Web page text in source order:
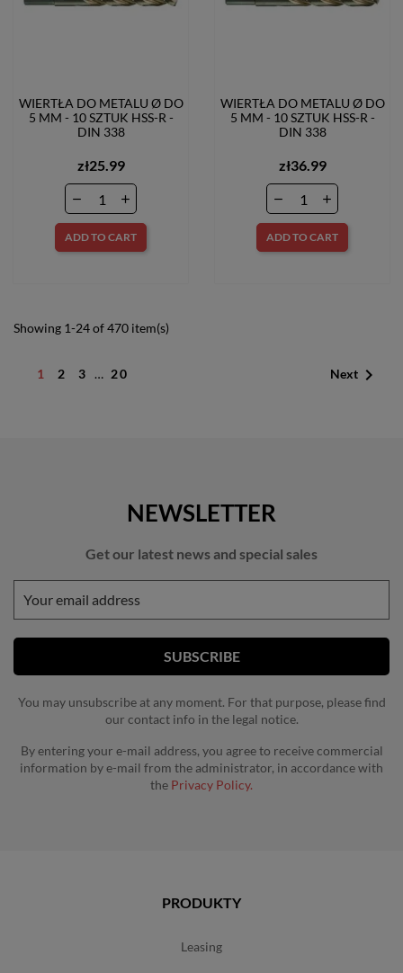
WIERTŁA DO METALU Ø DO
5 MM - 10 SZTUK HSS-R -
DIN 338
zł25.99
ADD TO CART
WIERTŁA DO METALU Ø DO
5 MM - 10 SZTUK HSS-R -
DIN 338
zł36.99
ADD TO CART
Showing 1-24 of 470 item(s)
1 2 3 … 20 Next 
NEWSLETTER
Get our latest news and special sales
You may unsubscribe at any moment. For that purpose, please find
our contact info in the legal notice.
By entering your e-mail address, you agree to receive commercial
information by e-mail from the administrator, in accordance with
the Privacy Policy.
PRODUKTY
leasing